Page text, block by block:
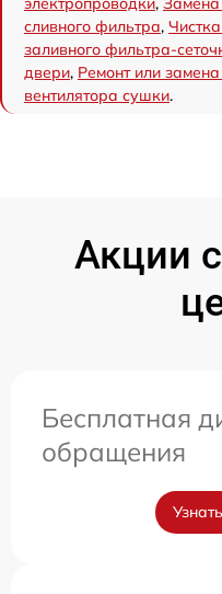
сливного фильтра,
заливного фильтра-
двери, Ремонт или
вентилятора сушки.
Акции
Бесплатная
обращения